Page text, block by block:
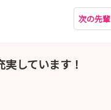
次の先輩
しています！